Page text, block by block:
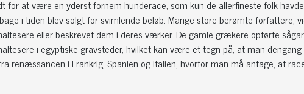
for at være en yderst fornem hunderace, som kun de allerfineste folk
i tiden blev solgt for svimlende beløb. Mange store berømte forfattere,
eller beskrevet dem i deres værker. De gamle grækere opførte
i egyptiske gravsteder, hvilket kan være et tegn på, at man
renæssancen i Frankrig, Spanien og Italien, hvorfor man må antage, at